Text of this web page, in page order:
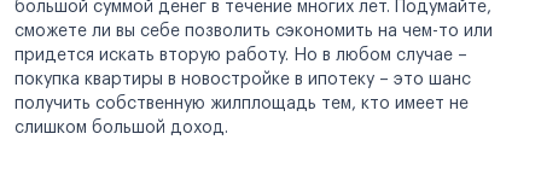
большой суммой денег в течение многих лет. Подумайте,
сможете ли вы себе позволить сэкономить на чем-то или
придется искать вторую работу. Но в любом случае –
покупка квартиры в новостройке в ипотеку – это шанс
получить собственную жилплощадь тем, кто имеет не
слишком большой доход.